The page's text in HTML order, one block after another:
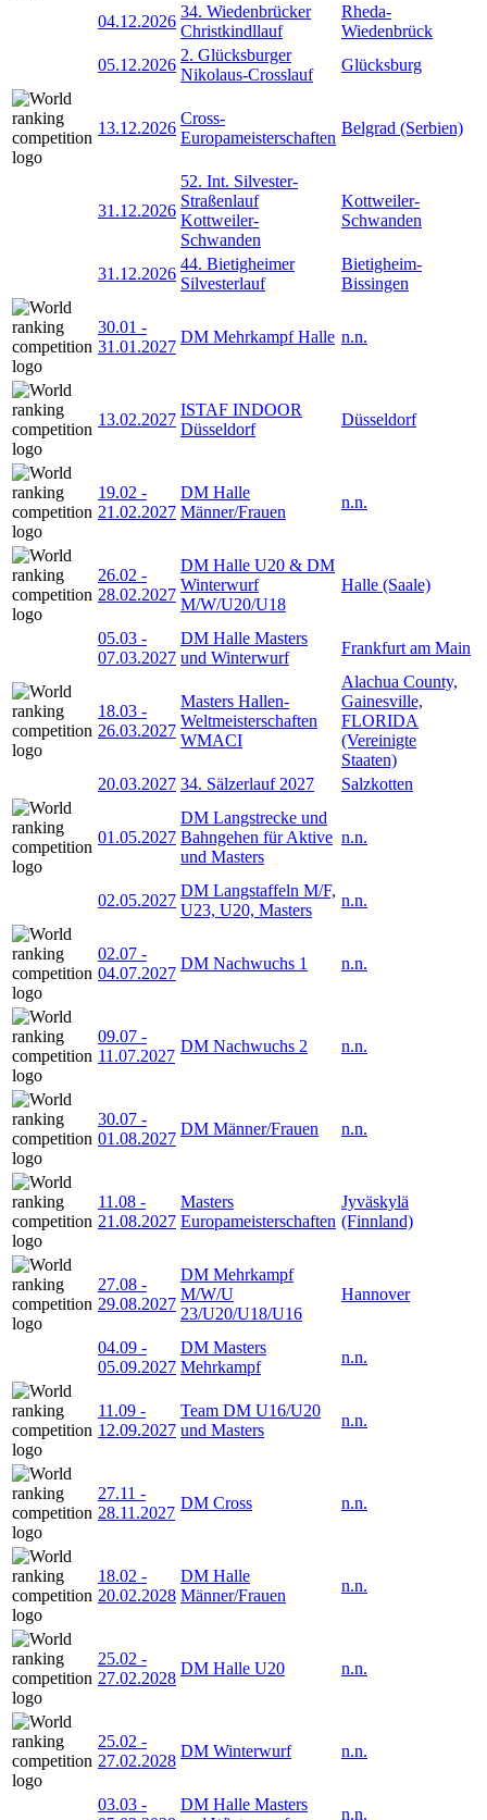
04.12.2026
34. Wiedenbrücker
Christkindllauf
Rheda-
Wiedenbrück
05.12.2026
2. Glücksburger
Nikolaus-Crosslauf
Glücksburg
13.12.2026
Cross-
Europameisterschaften
Belgrad (Serbien)
31.12.2026
52. Int. Silvester-
Straßenlauf
Kottweiler-
Schwanden
Kottweiler-
Schwanden
31.12.2026
44. Bietigheimer
Silvesterlauf
Bietigheim-
Bissingen
30.01 -
31.01.2027
DM Mehrkampf Halle n.n.
13.02.2027
ISTAF INDOOR
Düsseldorf
Düsseldorf
19.02 -
21.02.2027
DM Halle
Männer/Frauen
n.n.
26.02 -
28.02.2027
DM Halle U20 & DM
Winterwurf
M/W/U20/U18
Halle (Saale)
05.03 -
07.03.2027
DM Halle Masters
und Winterwurf
Frankfurt am Main
18.03 -
26.03.2027
Masters Hallen-
Weltmeisterschaften
WMACI
Alachua County,
Gainesville,
FLORIDA
(Vereinigte
Staaten)
20.03.2027 34. Sälzerlauf 2027 Salzkotten
01.05.2027
DM Langstrecke und
Bahngehen für Aktive
und Masters
n.n.
02.05.2027
DM Langstaffeln M/F,
U23, U20, Masters
n.n.
02.07 -
04.07.2027
DM Nachwuchs 1 n.n.
09.07 -
11.07.2027
DM Nachwuchs 2 n.n.
30.07 -
01.08.2027
DM Männer/Frauen n.n.
11.08 -
21.08.2027
Masters
Europameisterschaften
Jyväskylä
(Finnland)
27.08 -
29.08.2027
DM Mehrkampf
M/W/U
23/U20/U18/U16
Hannover
04.09 -
05.09.2027
DM Masters
Mehrkampf
n.n.
11.09 -
12.09.2027
Team DM U16/U20
und Masters
n.n.
27.11 -
28.11.2027
DM Cross n.n.
18.02 -
20.02.2028
DM Halle
Männer/Frauen
n.n.
25.02 -
27.02.2028
DM Halle U20 n.n.
25.02 -
27.02.2028
DM Winterwurf n.n.
03.03 -
DM Halle Masters
n.n.